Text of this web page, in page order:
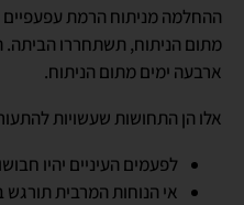
ההחלמה מניתוח הרמת
מתום הניתוח, תשתחררו הביתה.
ארבעה ימים מתום הניתוח.
אלו הן התחושות שעשויות
לפעמים העיניים יהיו
אי הנוחות המרבית